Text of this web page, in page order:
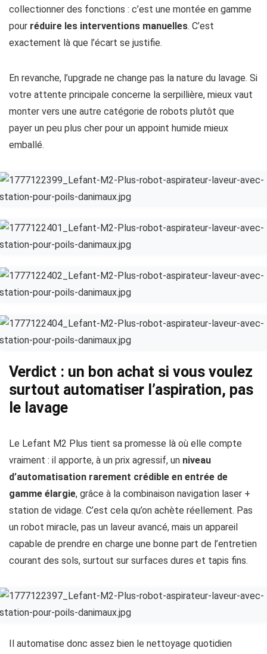
collectionner des fonctions : c’est une montée en gamme
pour réduire les interventions manuelles. C’est
exactement là que l’écart se justifie.
En revanche, l’upgrade ne change pas la nature du lavage. Si
votre attente principale concerne la serpillière, mieux vaut
monter vers une autre catégorie de robots plutôt que
payer un peu plus cher pour un appoint humide mieux
emballé.
Verdict : un bon achat si vous voulez
surtout automatiser l’aspiration, pas
le lavage
Le Lefant M2 Plus tient sa promesse là où elle compte
vraiment : il apporte, à un prix agressif, un niveau
d’automatisation rarement crédible en entrée de
gamme élargie, grâce à la combinaison navigation laser +
station de vidage. C’est cela qu’on achète réellement. Pas
un robot miracle, pas un laveur avancé, mais un appareil
capable de prendre en charge une bonne part de l’entretien
courant des sols, surtout sur surfaces dures et tapis fins.
Il automatise donc assez bien le nettoyage quotidien